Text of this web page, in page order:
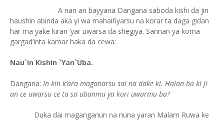
A nan an bayyana Dangana saboda kishi da jin
haushin abinda aka yi wa mahaifiyarsu na korar ta daga gidan
har ma yake kiran ‘yar uwarsa da shegiya. Sannan ya koma
gargad’inta kamar haka da cewa:
Nau`in Kishin `Yan`Uba.
Dangana: In kin k’ara maganarsu sai na dake ki. Halan ba ki ji
an ce uwarsu ce ta sa ubanmu ya kori uwarmu ba?
Duka dai maganganun na nuna yaran Malam Ruwa ke